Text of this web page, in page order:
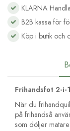
KLARNA
B2B kassa för
Köp i butik och
Frihandsfot 2-i-
När du
på frihandså
som döljer